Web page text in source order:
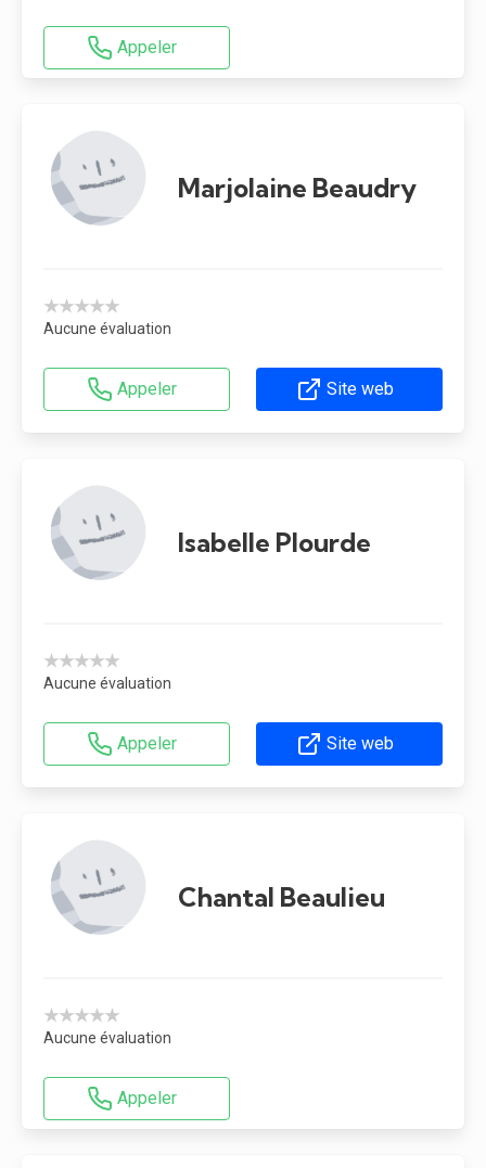
Appeler
Marjolaine Beaudry
★★★★★
Aucune évaluation
Appeler Site web
Isabelle Plourde
★★★★★
Aucune évaluation
Appeler Site web
Chantal Beaulieu
★★★★★
Aucune évaluation
Appeler